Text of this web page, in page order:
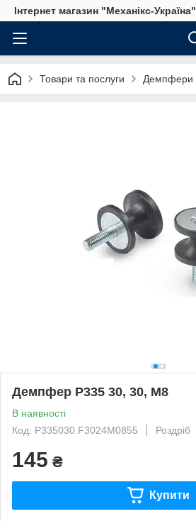
Інтернет магазин "Механікс-Україна"
Товари та послуги Демпфери
Демпфер P335 30, 30, M8
В наявності
Код: P335030.F3024M0855
Роздріб
145 ₴
Купити